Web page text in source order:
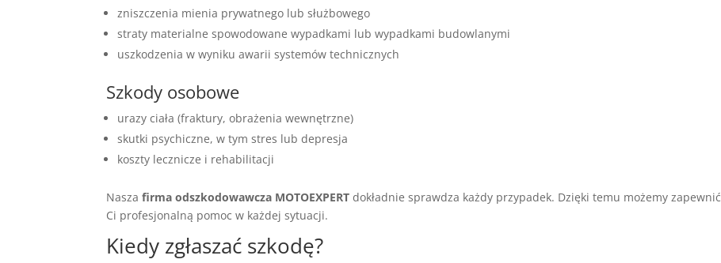
zniszczenia mienia prywatnego lub służbowego
straty materialne spowodowane wypadkami lub wypadkami budowlanymi
uszkodzenia w wyniku awarii systemów technicznych
Szkody osobowe
urazy ciała (fraktury, obrażenia wewnętrzne)
skutki psychiczne, w tym stres lub depresja
koszty lecznicze i rehabilitacji
Naszafirma odszkodowawcza MOTOEXPERT dokładnie sprawdza każdy przypadek. Dzięki temu możemy zapewnić
Ci profesjonalną pomoc w każdej sytuacji.
Kiedy zgłaszać szkodę?